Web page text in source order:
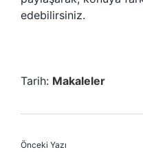
edebilirsiniz.
Tarih: Makaleler
Önceki Yazı